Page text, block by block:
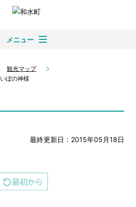
メニュー
観光マップ
いぼの神様
最終更新日：2015年05月18日